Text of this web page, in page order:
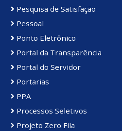
Pesquisa de Satisfação
Pessoal
Ponto Eletrônico
Portal da Transparência
Portal do Servidor
Portarias
PPA
Processos Seletivos
Projeto Zero Fila